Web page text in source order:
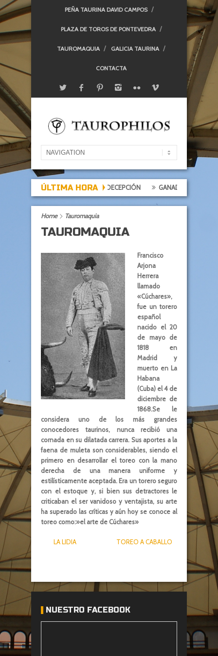
PEÑA TAURINA DAVID CAMPOS
PLAZA DE TOROS DE PONTEVEDRA
TAUROMAQUIA GALICIA TAURINA
CONTACTA
ÚLTIMA HORA
DE EXPECTACIÓN, TARDE DE DECEPCIÓN GANADERÍAS:
Home Tauromaquia
TAUROMAQUIA
Francisco
Arjona
Herrera
llamado
«Cúchares»,
fue un torero
español
nacido el 20
de mayo de
1818 en
Madrid y
muerto en La
Habana
(Cuba) el 4 de
diciembre de
1868.Se le
considera uno de los más grandes
conocedores taurinos, nunca recibió una
cornada en su dilatada carrera. Sus aportes a la
faena de muleta son considerables, siendo el
primero en desarrollar el toreo con la mano
derecha de una manera uniforme y
estilísticamente aceptada. Era un torero seguro
con el estoque y, si bien sus detractores le
criticaban el ser vanidoso y ventajista, su arte
ha superado las críticas y aún hoy se conoce al
toreo como:»el arte de Cúchares»
LA LIDIA TOREO A CABALLO
NUESTRO FACEBOOK